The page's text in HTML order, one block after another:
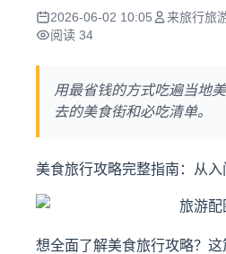
2026-06-02 10:05 来旅行旅
阅读 34
用最省钱的方式吃遍当地
去的美食街和必吃清单。
美食旅行攻略完整指南：从入
想全面了解美食旅行攻略？